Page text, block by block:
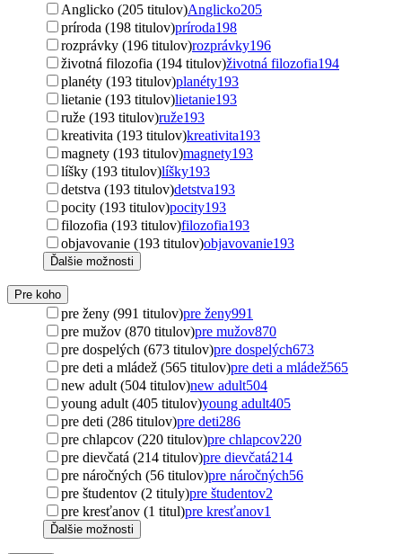
Anglicko (205 titulov)Anglicko205
príroda (198 titulov)príroda198
rozprávky (196 titulov)rozprávky196
životná filozofia (194 titulov)životná filozofia194
planéty (193 titulov)planéty193
lietanie (193 titulov)lietanie193
ruže (193 titulov)ruže193
kreativita (193 titulov)kreativita193
magnety (193 titulov)magnety193
líšky (193 titulov)líšky193
detstva (193 titulov)detstva193
pocity (193 titulov)pocity193
filozofia (193 titulov)filozofia193
objavovanie (193 titulov)objavovanie193
Ďalšie možnosti
Pre koho
pre ženy (991 titulov)pre ženy991
pre mužov (870 titulov)pre mužov870
pre dospelých (673 titulov)pre dospelých673
pre deti a mládež (565 titulov)pre deti a mládež565
new adult (504 titulov)new adult504
young adult (405 titulov)young adult405
pre deti (286 titulov)pre deti286
pre chlapcov (220 titulov)pre chlapcov220
pre dievčatá (214 titulov)pre dievčatá214
pre náročných (56 titulov)pre náročných56
pre študentov (2 tituly)pre študentov2
pre kresťanov (1 titul)pre kresťanov1
Ďalšie možnosti